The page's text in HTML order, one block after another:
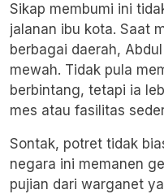
Sikap membumi ini
jalanan ibu kota. Saat
berbagai daerah,
mewah. Tidak pula
berbintang, tetapi ia
mes atau fasilitas
Sontak, potret tidak
negara ini memanen
pujian dari warganet